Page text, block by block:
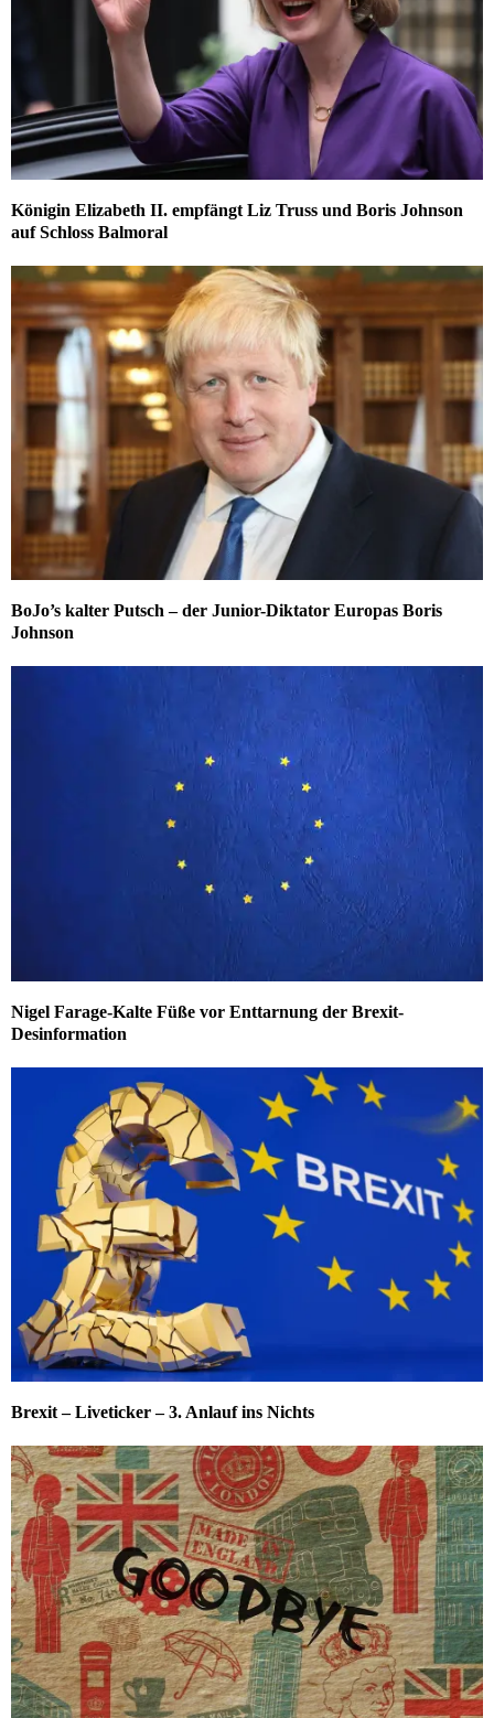
Königin Elizabeth II. empfängt Liz Truss und Boris Johnson
auf Schloss Balmoral
BoJo’s kalter Putsch – der Junior-Diktator Europas Boris
Johnson
Nigel Farage-Kalte Füße vor Enttarnung der Brexit-
Desinformation
Brexit – Liveticker – 3. Anlauf ins Nichts